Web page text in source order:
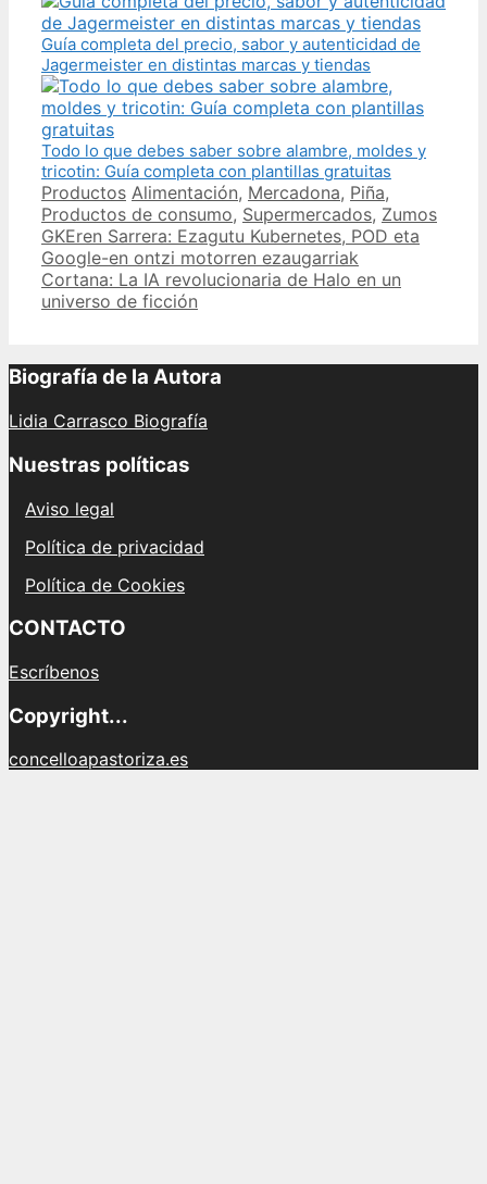
Guía completa del precio, sabor y autenticidad de
Jagermeister en distintas marcas y tiendas
Todo lo que debes saber sobre alambre, moldes y
tricotin: Guía completa con plantillas gratuitas
Categories
Productos Tags
Alimentación, Mercadona, Piña,
Productos de consumo, Supermercados, Zumos
Post
navigation
GKEren Sarrera: Ezagutu Kubernetes, POD eta
Google-en ontzi motorren ezaugarriak
Cortana: La IA revolucionaria de Halo en un
universo de ficción
Biografía de la Autora
Lidia Carrasco Biografía
Nuestras políticas
Aviso legal
Política de privacidad
Política de Cookies
CONTACTO
Escríbenos
Copyright...
concelloapastoriza.es